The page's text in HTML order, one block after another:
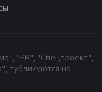
"PR", "Спецпроект",
публикуются на